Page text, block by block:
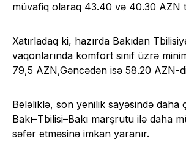
müvafiq olaraq 43.40 və 40.30 AZN
Xatırladaq ki, hazırda Bakıdan
vaqonlarında komfort sinif üzrə
79,5 AZN,Gəncədən isə 58.20 AZN-
Beləliklə, son yenilik sayəsində daha
Bakı–Tbilisi–Bakı marşrutu ilə daha
səfər etməsinə imkan yaranır.